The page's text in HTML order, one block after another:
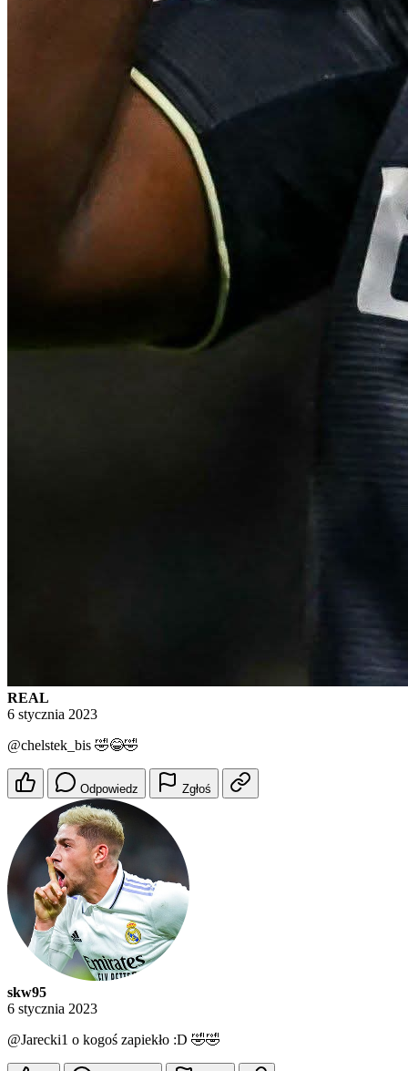
REAL
6 stycznia 2023
@chelstek_bis 🤣😂🤣
Odpowiedz Zgłoś
skw95
6 stycznia 2023
@Jarecki1 o kogoś zapiekło :D 🤣🤣